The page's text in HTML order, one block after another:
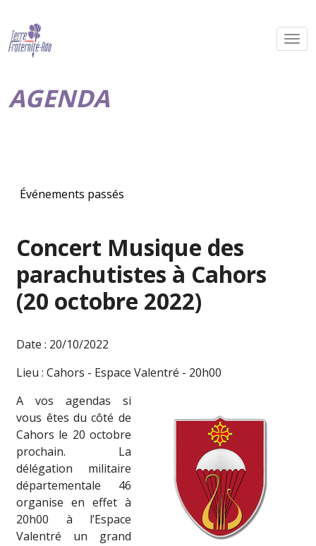
AGENDA
Événements passés
Concert Musique des
parachutistes à Cahors
(20 octobre 2022)
Date : 20/10/2022
Lieu : Cahors - Espace Valentré - 20h00
A vos agendas si
vous êtes du côté de
Cahors le 20 octobre
prochain. La
délégation militaire
départementale 46
organise en effet à
20h00 à l’Espace
Valentré un grand